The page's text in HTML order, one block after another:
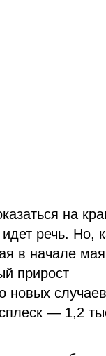
на
речь. Но,
в начале мая
прирост
новых случаев
— 1,2